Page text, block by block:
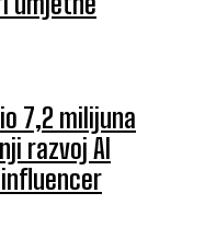
7,2 milijuna
razvoj AI